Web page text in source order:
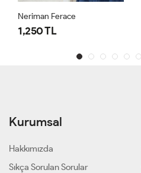
Neriman Ferace
1,250 TL
Kurumsal
Hakkımızda
Sıkça Sorulan Sorular